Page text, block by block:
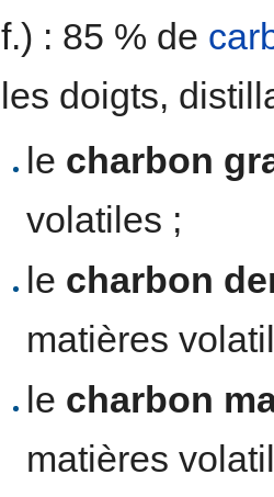
f.) : 85 % de
les doigts,
le charbon
volatiles ;
le charbon
matières
le charbon
matières